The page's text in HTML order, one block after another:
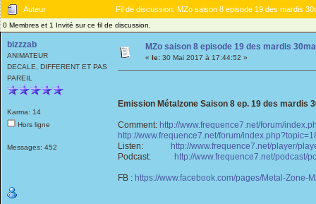
Auteur Fil de discussion: MZo saison 8 episode 19 des mardis
0 Membres et 1 Invité sur ce fil de discussion.
bizzzab
ANIMATEUR
DECALE, DIFFERENT ET PAS
PAREIL
Karma: 14
Hors ligne
Messages: 452
MZo saison 8 episode 19 des mardis
« le: 30 Mai 2017 à 17:44:52 »
Emission Métalzone Saison 8 ep. 19 des mardis
Comment: http://www.frequence7.net/forum/
http://www.frequence7.net/forum/
Listen:
http://www.frequence7.net/player/
Podcast:
http://www.frequence7.net/podcast/
FB : https://www.facebook.com/pages/Metal-Zone-